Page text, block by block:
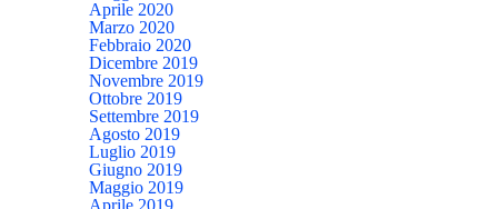
Aprile 2020
Marzo 2020
Febbraio 2020
Dicembre 2019
Novembre 2019
Ottobre 2019
Settembre 2019
Agosto 2019
Luglio 2019
Giugno 2019
Maggio 2019
Aprile 2019